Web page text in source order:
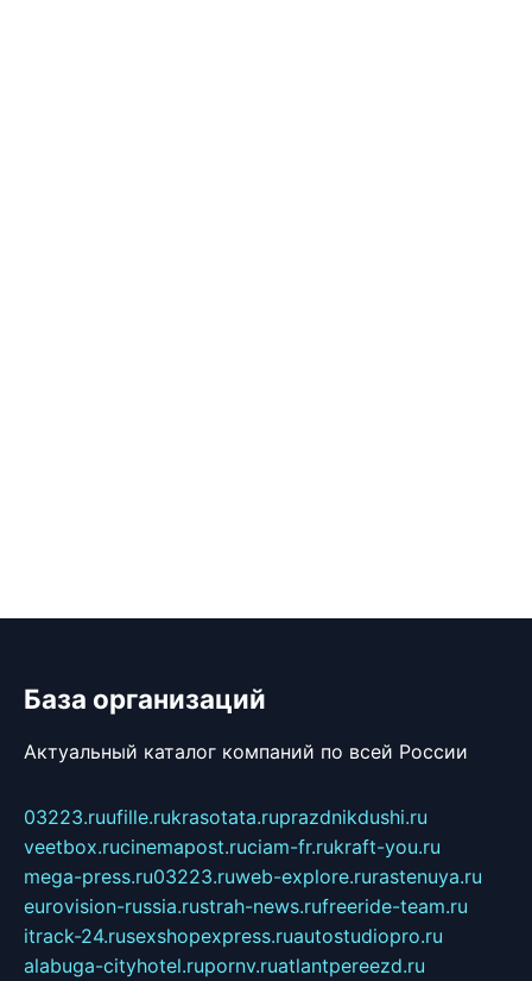
База организаций
Актуальный каталог компаний по всей России
03223.ruufille.rukrasotata.ruprazdnikdushi.ru
veetbox.rucinemapost.ruciam-fr.rukraft-you.ru
mega-press.ru03223.ruweb-explore.rurastenuya.ru
eurovision-russia.rustrah-news.rufreeride-team.ru
itrack-24.rusexshopexpress.ruautostudiopro.ru
alabuga-cityhotel.rupornv.ruatlantpereezd.ru